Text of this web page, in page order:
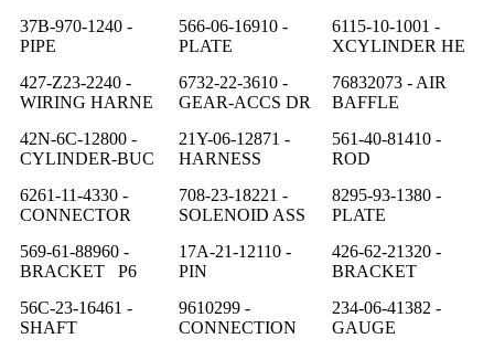
37B-970-1240 -
PIPE
566-06-16910 -
PLATE
6115-10-1001 -
XCYLINDER HE
427-Z23-2240 -
WIRING HARNE
6732-22-3610 -
GEAR-ACCS DR
76832073 - AIR
BAFFLE
42N-6C-12800 -
CYLINDER-BUC
21Y-06-12871 -
HARNESS
561-40-81410 -
ROD
6261-11-4330 -
CONNECTOR
708-23-18221 -
SOLENOID ASS
8295-93-1380 -
PLATE
569-61-88960 -
BRACKET P6
17A-21-12110 -
PIN
426-62-21320 -
BRACKET
56C-23-16461 -
SHAFT
9610299 -
CONNECTION
234-06-41382 -
GAUGE